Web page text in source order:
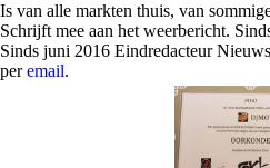
Is van alle markten thuis, van
Schrijft mee aan het weerbericht.
Sinds juni 2016 Eindredacteur
peremail.